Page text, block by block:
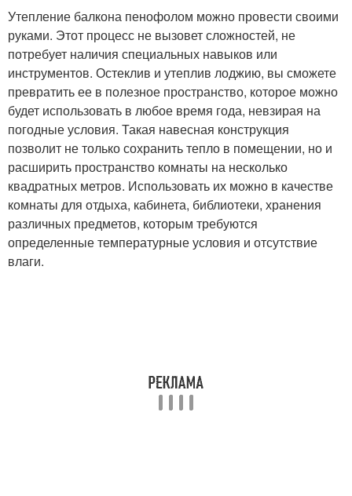
Утепление балкона пенофолом можно провести своими
руками. Этот процесс не вызовет сложностей, не
потребует наличия специальных навыков или
инструментов. Остеклив и утеплив лоджию, вы сможете
превратить ее в полезное пространство, которое можно
будет использовать в любое время года, невзирая на
погодные условия. Такая навесная конструкция
позволит не только сохранить тепло в помещении, но и
расширить пространство комнаты на несколько
квадратных метров. Использовать их можно в качестве
комнаты для отдыха, кабинета, библиотеки, хранения
различных предметов, которым требуются
определенные температурные условия и отсутствие
влаги.